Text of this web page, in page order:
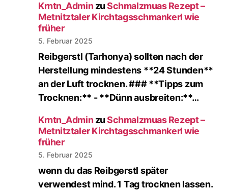
Krntn_AdminzuSchmalzmuas Rezept –
Metnitztaler Kirchtagsschmankerl wie
früher
5. Februar 2025
Reibgerstl (Tarhonya) sollten nach der
Herstellung mindestens **24 Stunden**
an der Luft trocknen. ### **Tipps zum
Trocknen:** - **Dünn ausbreiten:**…
Krntn_AdminzuSchmalzmuas Rezept –
Metnitztaler Kirchtagsschmankerl wie
früher
5. Februar 2025
wenn du das Reibgerstl später
verwendest mind. 1 Tag trocknen lassen.